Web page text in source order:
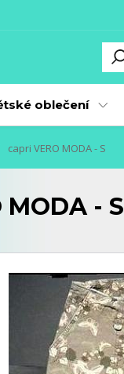
oblečení
capri VERO MODA - S
- S